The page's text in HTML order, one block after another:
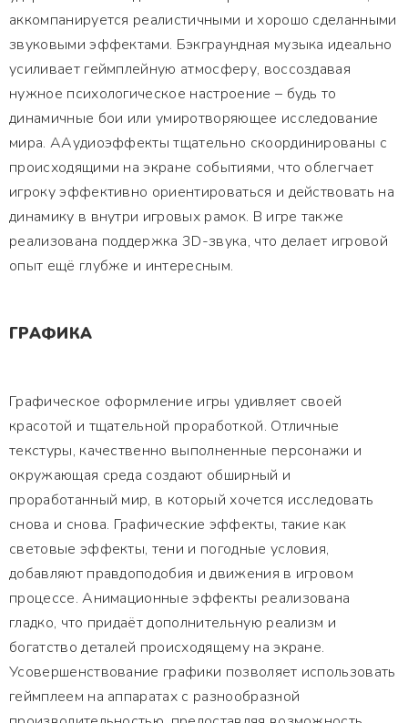
аккомпанируется реалистичными и хорошо сделанными
звуковыми эффектами. Бэкграундная музыка идеально
усиливает геймплейную атмосферу, воссоздавая
нужное психологическое настроение – будь то
динамичные бои или умиротворяющее исследование
мира. ААудиоэффекты тщательно скоординированы с
происходящими на экране событиями, что облегчает
игроку эффективно ориентироваться и действовать на
динамику в внутри игровых рамок. В игре также
реализована поддержка 3D-звука, что делает игровой
опыт ещё глубже и интересным.
ГРАФИКА
Графическое оформление игры удивляет своей
красотой и тщательной проработкой. Отличные
текстуры, качественно выполненные персонажи и
окружающая среда создают обширный и
проработанный мир, в который хочется исследовать
снова и снова. Графические эффекты, такие как
световые эффекты, тени и погодные условия,
добавляют правдоподобия и движения в игровом
процессе. Анимационные эффекты реализована
гладко, что придаёт дополнительную реализм и
богатство деталей происходящему на экране.
Усовершенствование графики позволяет использовать
геймплеем на аппаратах с разнообразной